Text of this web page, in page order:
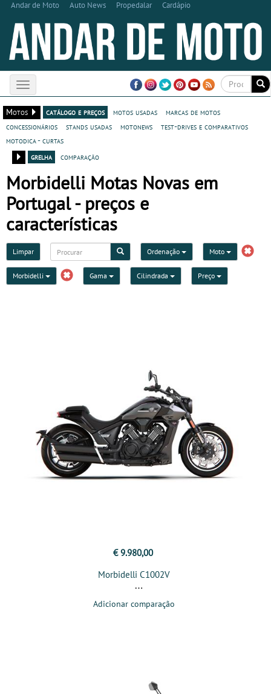
Andar de Moto Auto News Propedalar Cardápio
Toggle
navigation
Motos
catálogo e preços motos usadas
marcas de motos
concessionários
stands usadas motonews
test-drives e comparativos
motodica - curtas
grelha
comparação
Morbidelli Motas Novas em
Portugal - preços e
características
Limpar Ordenação Moto
Morbidelli Gama Cilindrada Preço
€ 9.980,00
Morbidelli C1002V
Adicionar comparação